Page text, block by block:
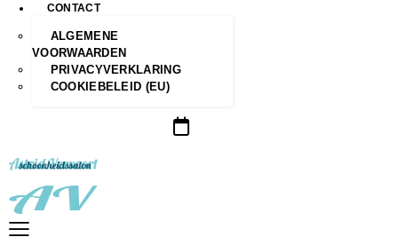
CONTACT
ALGEMENE
VOORWAARDEN
PRIVACYVERKLARING
COOKIEBELEID (EU)